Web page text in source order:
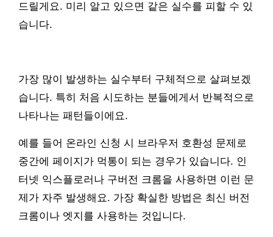
드릴게요. 미리 알고 있으면 같은 실수를 피할 수 있
습니다.
가장 많이 발생하는 실수부터 구체적으로 살펴보겠
습니다. 특히 처음 시도하는 분들에게서 반복적으로
나타나는 패턴들이에요.
예를 들어 온라인 신청 시 브라우저 호환성 문제로
중간에 페이지가 먹통이 되는 경우가 있습니다. 인
터넷 익스플로러나 구버전 크롬을 사용하면 이런 문
제가 자주 발생해요. 가장 확실한 방법은 최신 버전
크롬이나 엣지를 사용하는 것입니다.